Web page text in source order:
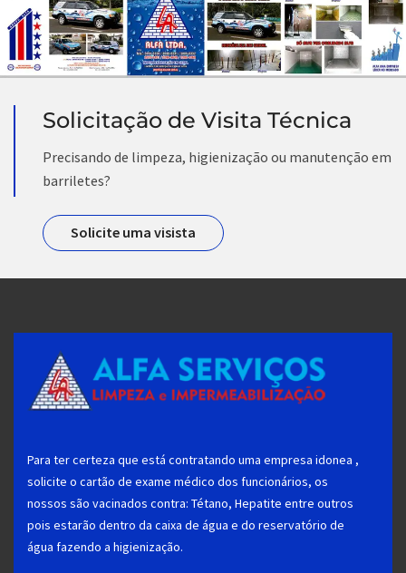
Solicitação de Visita Técnica
Precisando de limpeza, higienização ou manutenção em
barriletes?
Solicite uma visista
Para ter certeza que está contratando uma empresa idonea ,
solicite o cartão de exame médico dos funcionários, os
nossos são vacinados contra: Tétano, Hepatite entre outros
pois estarão dentro da caixa de água e do reservatório de
água fazendo a higienização.